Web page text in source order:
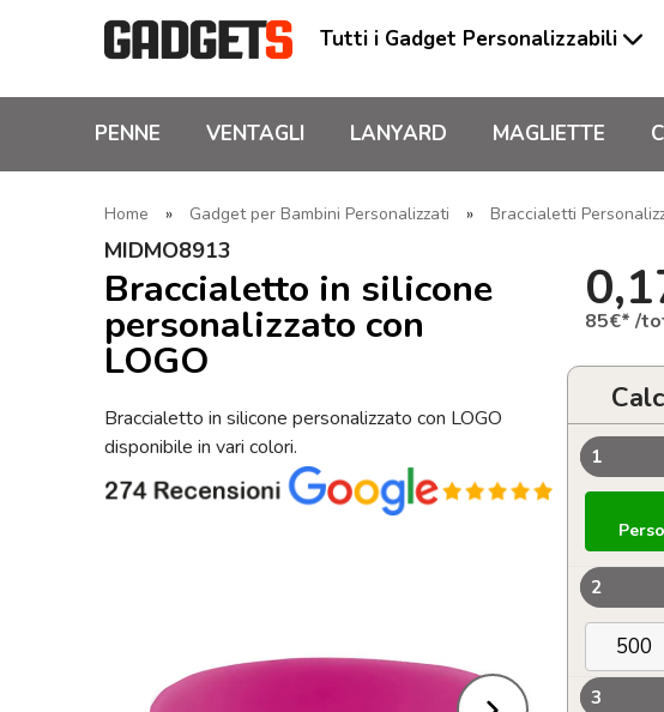
Tutti i Gadget Personalizzabili
PENNE VENTAGLI LANYARD MAGLIETTE
Home » Gadget per Bambini Personalizzati » Braccialetti
MIDMO8913
Braccialetto in silicone
personalizzato con
LOGO
Braccialetto in silicone personalizzato con LOGO
disponibile in vari colori.
85€* /
1
2
3